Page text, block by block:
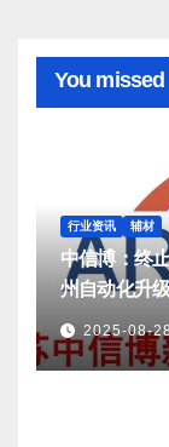
You missed
行业资讯 辅材
中信博：终
州自动化升
2025-08-